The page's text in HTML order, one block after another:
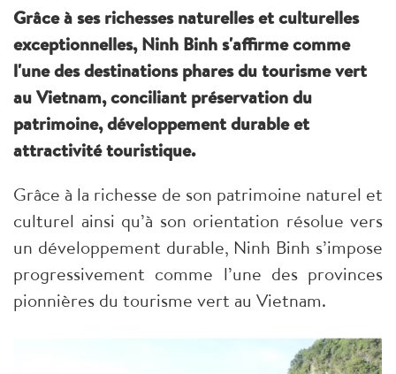
Grâce à ses richesses naturelles et culturelles
exceptionnelles, Ninh Binh s'affirme comme
l'une des destinations phares du tourisme vert
au Vietnam, conciliant préservation du
patrimoine, développement durable et
attractivité touristique.
Grâce à la richesse de son patrimoine naturel et
culturel ainsi qu’à son orientation résolue vers
un développement durable, Ninh Binh s’impose
progressivement comme l’une des provinces
pionnières du tourisme vert au Vietnam.